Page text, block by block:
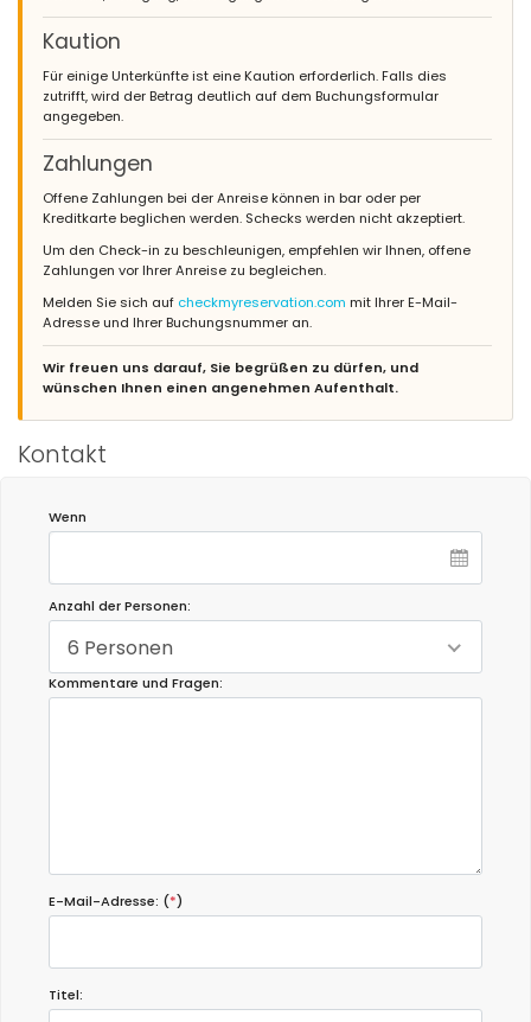
Kaution
Für einige Unterkünfte ist eine Kaution erforderlich. Falls dies
zutrifft, wird der Betrag deutlich auf dem Buchungsformular
angegeben.
Zahlungen
Offene Zahlungen bei der Anreise können in bar oder per
Kreditkarte beglichen werden. Schecks werden nicht akzeptiert.
Um den Check-in zu beschleunigen, empfehlen wir Ihnen, offene
Zahlungen vor Ihrer Anreise zu begleichen.
Melden Sie sich auf checkmyreservation.com mit Ihrer E-Mail-
Adresse und Ihrer Buchungsnummer an.
Wir freuen uns darauf, Sie begrüßen zu dürfen, und
wünschen Ihnen einen angenehmen Aufenthalt.
Kontakt
Wenn
Anzahl der Personen:
6 Personen
Kommentare und Fragen:
E-Mail-Adresse: (*)
Titel: